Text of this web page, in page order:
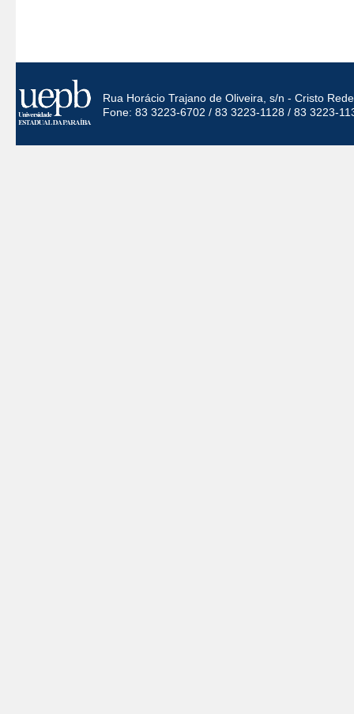
Rua Horácio Trajano de Oliveira, s/n - Cristo
Fone: 83 3223-6702 / 83 3223-1128 / 83 3223-